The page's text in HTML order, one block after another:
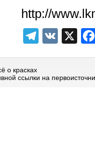
http://
VK X
о красках
ссылки на